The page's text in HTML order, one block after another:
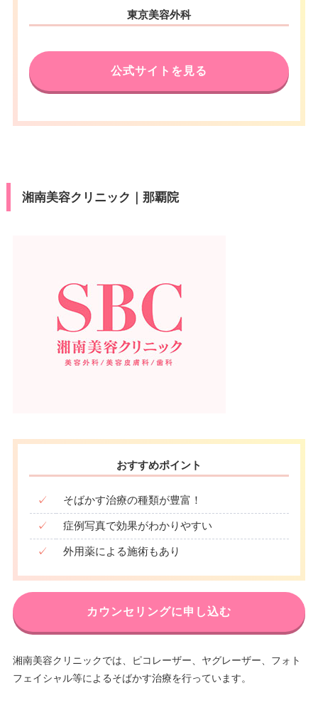
東京美容外科
公式サイトを見る
湘南美容クリニック｜那覇院
おすすめポイント
✓ そばかす治療の種類が豊富！
✓ 症例写真で効果がわかりやすい
✓ 外用薬による施術もあり
カウンセリングに申し込む
湘南美容クリニックでは、ピコレーザー、ヤグレーザー、フォト
フェイシャル等によるそばかす治療を行っています。